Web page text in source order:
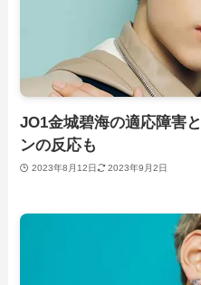
JO1金城碧海の適応障害
ンの反応も
2023年8月12日 2023年9月2日